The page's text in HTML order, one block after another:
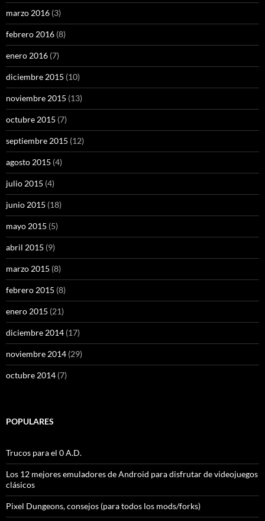
marzo 2016 (3)
febrero 2016 (8)
enero 2016 (7)
diciembre 2015 (10)
noviembre 2015 (13)
octubre 2015 (7)
septiembre 2015 (12)
agosto 2015 (4)
julio 2015 (4)
junio 2015 (18)
mayo 2015 (5)
abril 2015 (9)
marzo 2015 (8)
febrero 2015 (8)
enero 2015 (21)
diciembre 2014 (17)
noviembre 2014 (29)
octubre 2014 (7)
POPULARES
Trucos para el 0 A.D.
Los 12 mejores emuladores de Android para disfrutar de videojuegos
clásicos
Pixel Dungeons, consejos (para todos los mods/forks)